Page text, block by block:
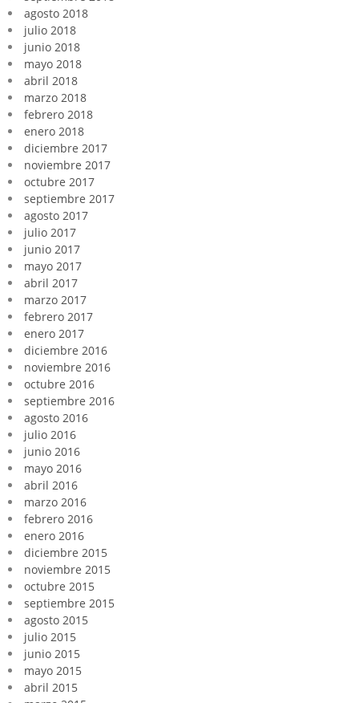
agosto 2018
julio 2018
junio 2018
mayo 2018
abril 2018
marzo 2018
febrero 2018
enero 2018
diciembre 2017
noviembre 2017
octubre 2017
septiembre 2017
agosto 2017
julio 2017
junio 2017
mayo 2017
abril 2017
marzo 2017
febrero 2017
enero 2017
diciembre 2016
noviembre 2016
octubre 2016
septiembre 2016
agosto 2016
julio 2016
junio 2016
mayo 2016
abril 2016
marzo 2016
febrero 2016
enero 2016
diciembre 2015
noviembre 2015
octubre 2015
septiembre 2015
agosto 2015
julio 2015
junio 2015
mayo 2015
abril 2015